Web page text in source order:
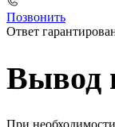
Позвонить
Ответ
Вывод